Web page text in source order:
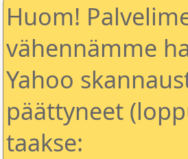
Huom!
vähennämme
Yahoo
päättyneet
taakse: